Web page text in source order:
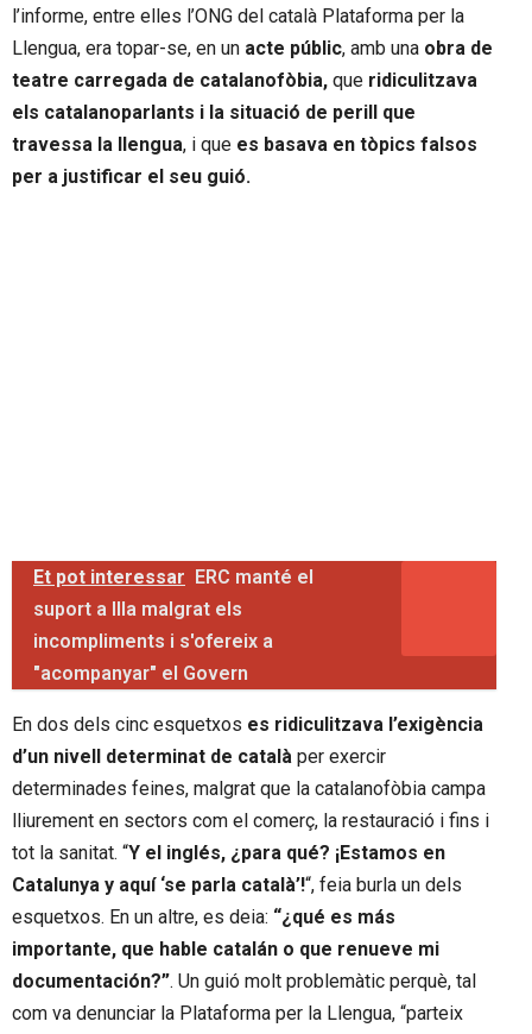
l’informe, entre elles l’ONG del català Plataforma per la
Llengua, era topar-se, en un acte públic, amb una obra de
teatre carregada de catalanofòbia, que ridiculitzava
els catalanoparlants i la situació de perill que
travessa la llengua, i que es basava en tòpics falsos
per a justificar el seu guió.
Et pot interessar ERC manté el
suport a Illa malgrat els
incompliments i s'ofereix a
"acompanyar" el Govern
En dos dels cinc esquetxos es ridiculitzava l’exigència
d’un nivell determinat de català per exercir
determinades feines, malgrat que la catalanofòbia campa
lliurement en sectors com el comerç, la restauració i fins i
tot la sanitat. “Y el inglés, ¿para qué? ¡Estamos en
Catalunya y aquí ‘se parla català’!“, feia burla un dels
esquetxos. En un altre, es deia: “¿qué es más
importante, que hable catalán o que renueve mi
documentación?”. Un guió molt problemàtic perquè, tal
com va denunciar la Plataforma per la Llengua, “parteix